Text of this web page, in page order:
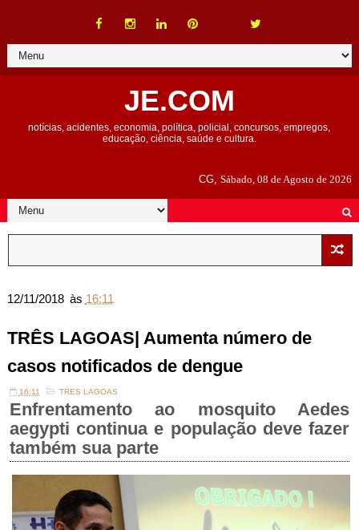
JE.COM
notícias, acidentes, economia, política, policial, concursos, empregos,
educação, ciência, saúde e cultura.
CG,Sábado, 08 de Agosto de 2026
12/11/2018 às 16:11
TRÊS LAGOAS| Aumenta número de
casos notificados de dengue
16:11 TRES LAGOAS
Enfrentamento ao mosquito Aedes
aegypti continua e população deve fazer
também sua parte